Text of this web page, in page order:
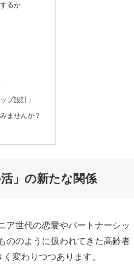
るか
プ設計」
ませんか？
」の新たな関係
ア世代の恋愛やパートナーシッ
ののように扱われてきた高齢者
変わりつつあります。